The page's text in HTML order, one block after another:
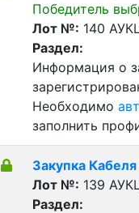
Победитель
Лот №: 140
Раздел:
Информация о
Необходимо
заполнить
Закупка
Лот №: 139
Раздел: